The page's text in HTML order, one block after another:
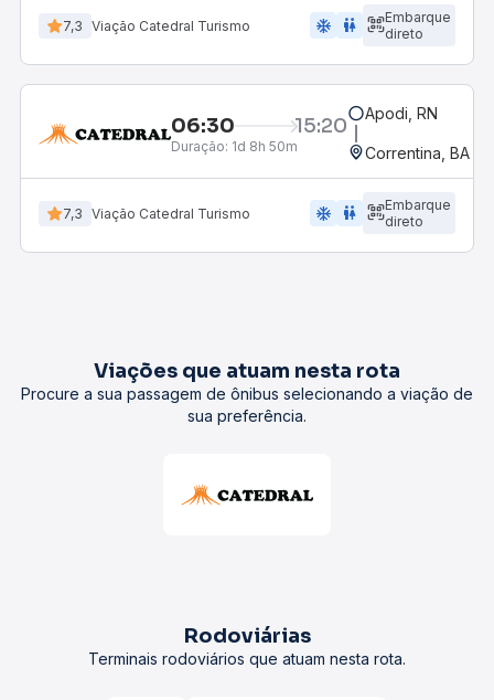
7,3 Viação Catedral Turismo ac_unit wc
Embarque
direto
06:30 15:20
Duração: 1d 8h 50m
Apodi, RN
Correntina, BA -
7,3 Viação Catedral Turismo ac_unit wc
Embarque
direto
Viações que atuam nesta rota
Procure a sua passagem de ônibus selecionando a viação de
sua preferência.
Rodoviárias
Terminais rodoviários que atuam nesta rota.